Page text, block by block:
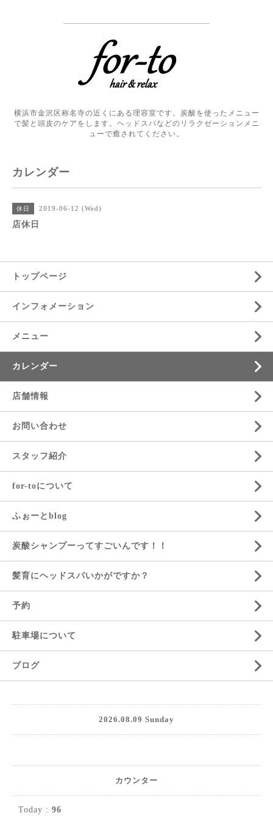
横浜市金沢区称名寺の近くにある理容室です。炭酸を使ったメニュー
で髪と頭皮のケアをします。ヘッドスパなどのリラクゼーションメニ
ューで癒されてください。
カレンダー
休日 2019-06-12 (Wed)
店休日
トップページ
インフォメーション
メニュー
カレンダー
店舗情報
お問い合わせ
スタッフ紹介
for-toについて
ふぉーとblog
炭酸シャンプーってすごいんです！！
髪育にヘッドスパいかがですか？
予約
駐車場について
ブログ
2026.08.09 Sunday
カウンター
Today : 96